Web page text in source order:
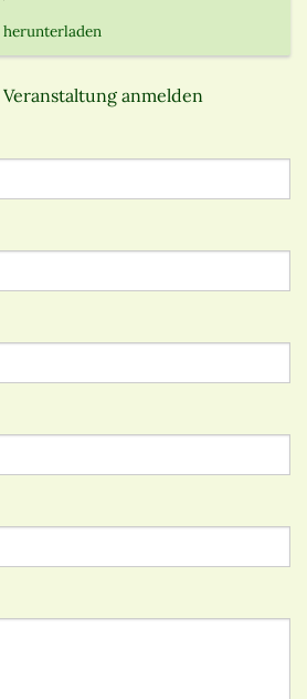
herunterladen
anmelden